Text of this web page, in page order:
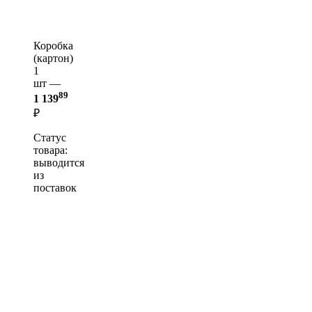
Коробка
(картон)
1
шт —
1 13989
₽
Статус
товара:
выводится
из
поставок